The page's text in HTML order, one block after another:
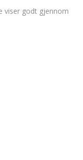
viser godt gjennom